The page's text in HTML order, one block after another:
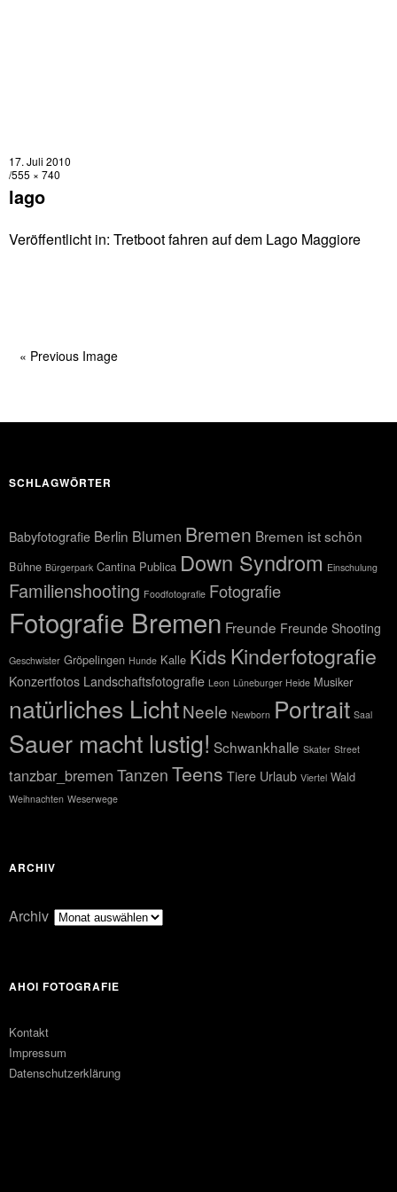
17. Juli 2010
555 × 740
lago
Veröffentlicht in: Tretboot fahren auf dem Lago Maggiore
« Previous Image
SCHLAGWÖRTER
Babyfotografie Berlin Blumen Bremen Bremen ist schön
Bühne Bürgerpark Cantina Publica Down Syndrom Einschulung
Familienshooting Foodfotografie Fotografie
Fotografie Bremen Freunde Freunde Shooting
Geschwister Gröpelingen Hunde Kalle Kids Kinderfotografie
Konzertfotos Landschaftsfotografie Leon Lüneburger Heide Musiker
natürliches LichtNeele Newborn Portrait Saal
Sauer macht lustig! Schwankhalle Skater Street
tanzbar_bremen Tanzen Teens Tiere Urlaub Viertel Wald
Weihnachten Weserwege
ARCHIV
Archiv
AHOI FOTOGRAFIE
Kontakt
Impressum
Datenschutzerklärung